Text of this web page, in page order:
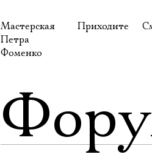
Мастерская
Петра
Фоменко
Приходите
Доступ для
Правила